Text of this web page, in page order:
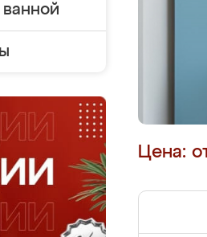
Цена: